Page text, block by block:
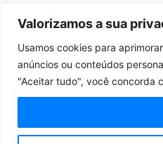
Valorizamos a sua
Usamos cookies para
anúncios ou conteúdos
"Aceitar tudo", você concorda